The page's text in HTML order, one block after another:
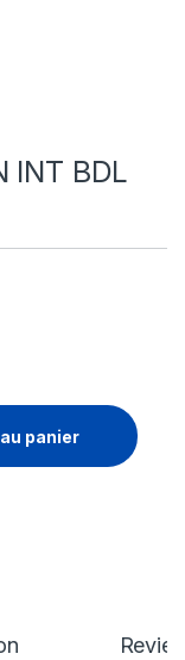
INT BDL
quantity
panier